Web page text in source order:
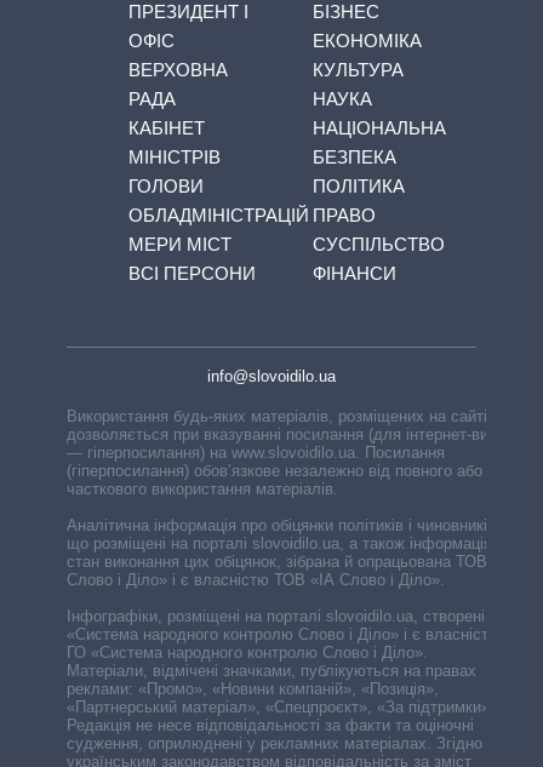
ПРЕЗИДЕНТ І
ОФІС
ВЕРХОВНА
РАДА
КАБІНЕТ
МІНІСТРІВ
ГОЛОВИ
ОБЛАДМІНІСТРАЦІЙ
МЕРИ МІСТ
ВСІ ПЕРСОНИ
БІЗНЕС
ЕКОНОМІКА
КУЛЬТУРА
НАУКА
НАЦІОНАЛЬНА
БЕЗПЕКА
ПОЛІТИКА
ПРАВО
СУСПІЛЬСТВО
ФІНАНСИ
info@slovoidilo.ua
Використання будь-яких матеріалів, розміщених на сайті,
дозволяється при вказуванні посилання (для інтернет-видань
— гіперпосилання) на www.slovoidilo.ua. Посилання
(гіперпосилання) обов’язкове незалежно від повного або
часткового використання матеріалів.
Аналітична інформація про обіцянки політиків і чиновників,
що розміщені на порталі slovoidilo.ua, а також інформація про
стан виконання цих обіцянок, зібрана й опрацьована ТОВ «ІА
Слово і Діло» і є власністю ТОВ «ІА Слово і Діло».
Інфографіки, розміщені на порталі slovoidilo.ua, створені ГО
«Система народного контролю Слово і Діло» і є власністю
ГО «Система народного контролю Слово і Діло».
Матеріали, відмічені значками, публікуються на правах
реклами: «Промо», «Новини компаній», «Позиція»,
«Партнерський матеріал», «Спецпроєкт», «За підтримки».
Редакція не несе відповідальності за факти та оціночні
судження, оприлюднені у рекламних матеріалах. Згідно з
українським законодавством відповідальність за зміст